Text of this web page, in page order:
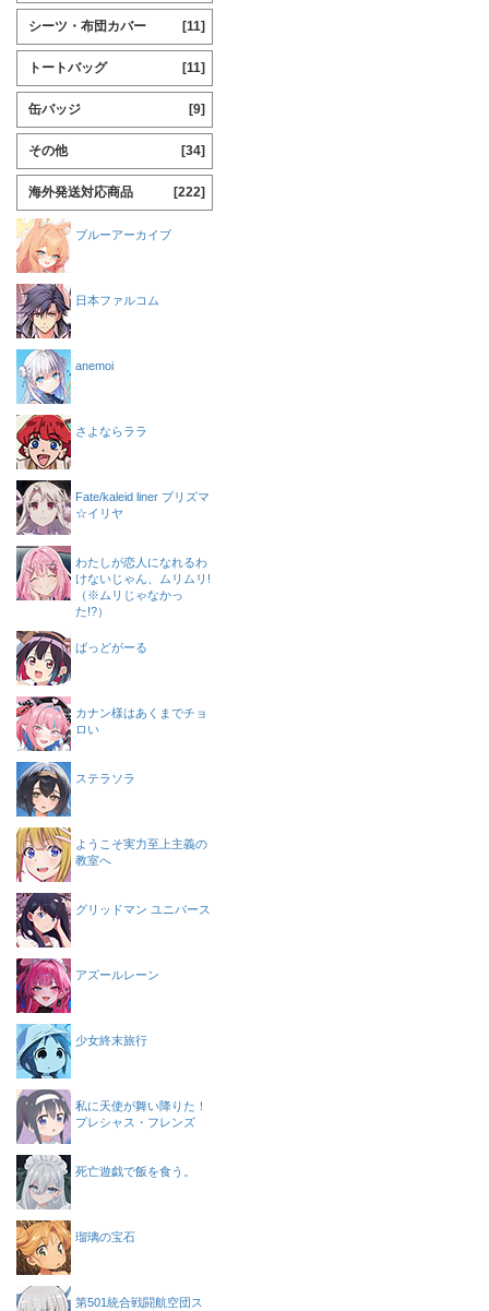
シーツ・布団カバー [11]
トートバッグ [11]
缶バッジ [9]
その他 [34]
海外発送対応商品 [222]
ブルーアーカイブ
日本ファルコム
anemoi
さよならララ
Fate/kaleid liner プリズマ
☆イリヤ
わたしが恋人になれるわ
けないじゃん、ムリムリ!
（※ムリじゃなかっ
た!?）
ばっどがーる
カナン様はあくまでチョ
ロい
ステラソラ
ようこそ実力至上主義の
教室へ
グリッドマン ユニバース
アズールレーン
少女終末旅行
私に天使が舞い降りた！
プレシャス・フレンズ
死亡遊戯で飯を食う。
瑠璃の宝石
第501統合戦闘航空団ス